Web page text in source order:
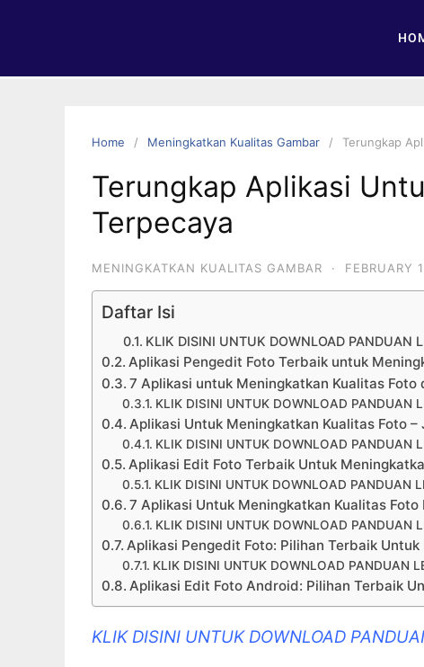
Home Meningkatkan Kualitas Gambar Terungkap
Terungkap Aplikasi
Terpecaya
MENINGKATKAN KUALITAS GAMBAR · FEBRUARY
Daftar Isi
KLIK DISINI UNTUK DOWNLOAD PANDUAN
Aplikasi Pengedit Foto Terbaik untuk
7 Aplikasi untuk Meningkatkan Kualitas Foto
KLIK DISINI UNTUK DOWNLOAD PANDUAN
Aplikasi Untuk Meningkatkan Kualitas Foto
KLIK DISINI UNTUK DOWNLOAD PANDUAN
Aplikasi Edit Foto Terbaik Untuk
KLIK DISINI UNTUK DOWNLOAD PANDUAN
7 Aplikasi Untuk Meningkatkan Kualitas
KLIK DISINI UNTUK DOWNLOAD PANDUAN
Aplikasi Pengedit Foto: Pilihan Terbaik
KLIK DISINI UNTUK DOWNLOAD PANDUAN
Aplikasi Edit Foto Android: Pilihan Terbaik
KLIK DISINI UNTUK DOWNLOAD